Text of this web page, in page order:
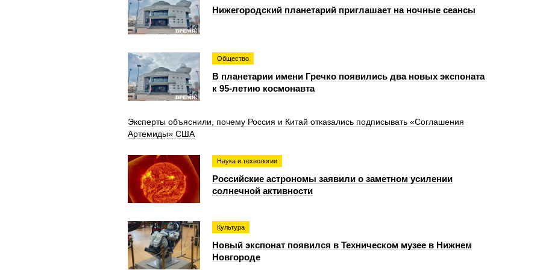
Нижегородский планетарий приглашает на ночные сеансы
Общество
В планетарии имени Гречко появились два новых экспоната
к 95‑летию космонавта
Эксперты объяснили, почему Россия и Китай отказались подписывать «Соглашения
Артемиды» США
Наука и технологии
Российские астрономы заявили о заметном усилении
солнечной активности
Культура
Новый экспонат появился в Техническом музее в Нижнем
Новгороде